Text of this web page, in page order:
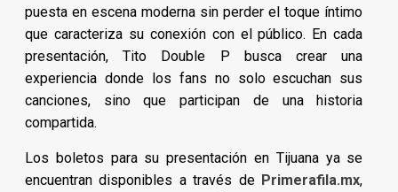
puesta en escena moderna sin perder el toque íntimo
que caracteriza su conexión con el público. En cada
presentación, Tito Double P busca crear una
experiencia donde los fans no solo escuchan sus
canciones, sino que participan de una historia
compartida.
Los boletos para su presentación en Tijuana ya se
encuentran disponibles a través de Primerafila.mx,